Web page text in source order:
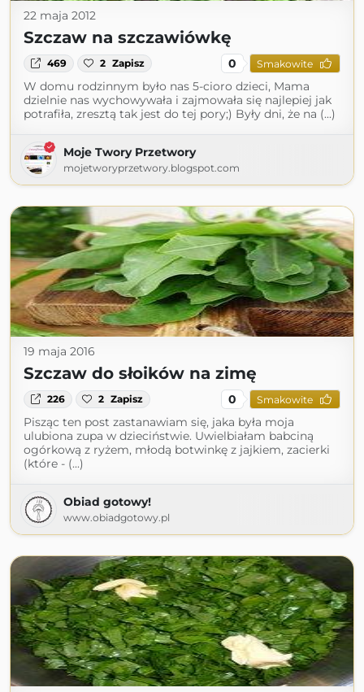
22 maja 2012
Szczaw na szczawiówkę
469 2 Zapisz 0 Smakowite
W domu rodzinnym było nas 5-cioro dzieci, Mama
dzielnie nas wychowywała i zajmowała się najlepiej jak
potrafiła, zresztą tak jest do tej pory;) Były dni, że na (...)
Moje Twory Przetwory
mojetworyprzetwory.blogspot.com
19 maja 2016
Szczaw do słoików na zimę
226 2 Zapisz 0 Smakowite
Pisząc ten post zastanawiam się, jaka była moja
ulubiona zupa w dzieciństwie. Uwielbiałam babciną
ogórkową z ryżem, młodą botwinkę z jajkiem, zacierki
(które - (...)
Obiad gotowy!
www.obiadgotowy.pl